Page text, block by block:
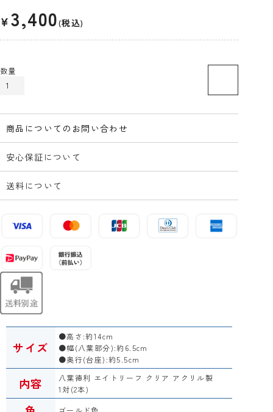
¥ 3,400 税込
商品についてのお問い合わせ
安心保証について
送料について
サイズ
●高さ:約14cm
●幅(八葉部分):約6.5cm
●奥行(台座):約5.5cm
内容
八葉徳利 エイトリーフ クリア アクリル製
1対(2本)
ゴールド色